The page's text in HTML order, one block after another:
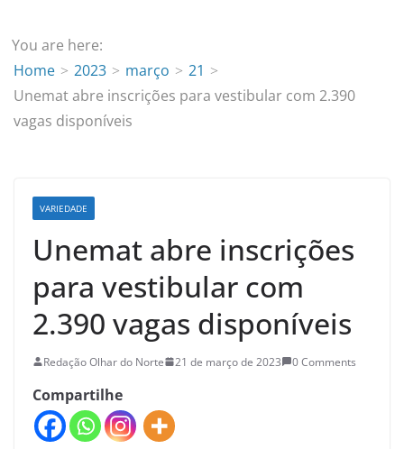
You are here:
Home
2023 março
21
Unemat abre inscrições para vestibular com 2.390
vagas disponíveis
VARIEDADE
Unemat abre inscrições
para vestibular com
2.390 vagas disponíveis
Redação Olhar do Norte 21 de março de 2023 0 Comments
Compartilhe